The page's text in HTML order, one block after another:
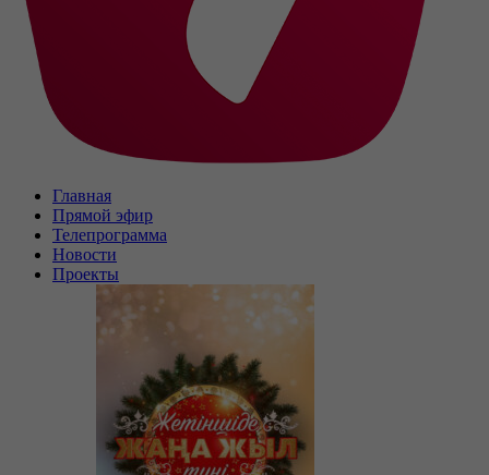
Главная
Прямой эфир
Телепрограмма
Новости
Проекты